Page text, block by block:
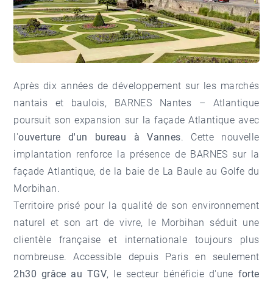
Après dix années de développement sur les marchés
nantais et baulois, BARNES Nantes – Atlantique
poursuit son expansion sur la façade Atlantique avec
l'ouverture d'un bureau à Vannes. Cette nouvelle
implantation renforce la présence de BARNES sur la
façade Atlantique, de la baie de La Baule au Golfe du
Morbihan.
Territoire prisé pour la qualité de son environnement
naturel et son art de vivre, le Morbihan séduit une
clientèle française et internationale toujours plus
nombreuse. Accessible depuis Paris en seulement
2h30 grâce au TGV, le secteur bénéficie d'une forte